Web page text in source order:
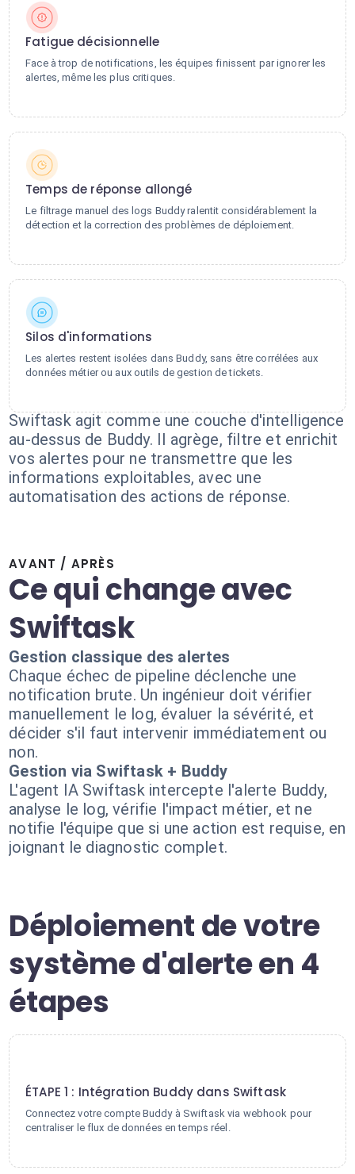
Fatigue décisionnelle
Face à trop de notifications, les équipes finissent par ignorer les
alertes, même les plus critiques.
Temps de réponse allongé
Le filtrage manuel des logs Buddy ralentit considérablement la
détection et la correction des problèmes de déploiement.
Silos d'informations
Les alertes restent isolées dans Buddy, sans être corrélées aux
données métier ou aux outils de gestion de tickets.
Swiftask agit comme une couche d'intelligence
au-dessus de Buddy. Il agrège, filtre et enrichit
vos alertes pour ne transmettre que les
informations exploitables, avec une
automatisation des actions de réponse.
AVANT / APRÈS
Ce qui change avec
Swiftask
Gestion classique des alertes
Chaque échec de pipeline déclenche une
notification brute. Un ingénieur doit vérifier
manuellement le log, évaluer la sévérité, et
décider s'il faut intervenir immédiatement ou
non.
Gestion via Swiftask + Buddy
L'agent IA Swiftask intercepte l'alerte Buddy,
analyse le log, vérifie l'impact métier, et ne
notifie l'équipe que si une action est requise, en
joignant le diagnostic complet.
Déploiement de votre
système d'alerte en 4
étapes
ÉTAPE 1 : Intégration Buddy dans Swiftask
Connectez votre compte Buddy à Swiftask via webhook pour
centraliser le flux de données en temps réel.